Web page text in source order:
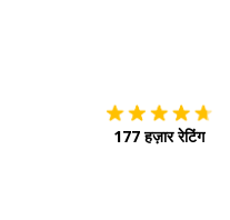
177 हज़ार रेटिंग